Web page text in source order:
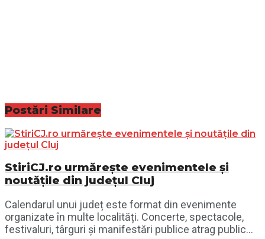
Postări Similare
StiriCJ.ro urmărește evenimentele și
noutățile din județul Cluj
Calendarul unui județ este format din evenimente
organizate în multe localități. Concerte, spectacole,
festivaluri, târguri și manifestări publice atrag public...